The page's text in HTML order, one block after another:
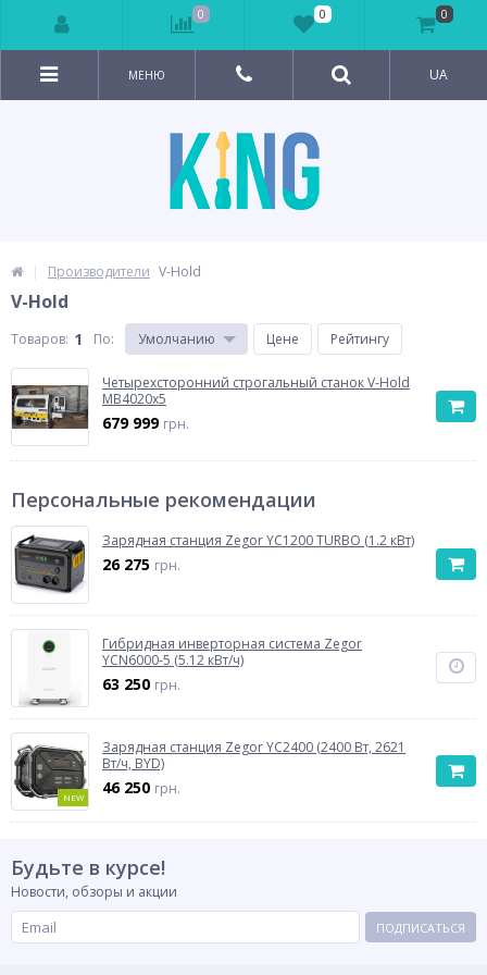
МЕНЮ UA
Производители V-Hold
V-Hold
Товаров: 1 По: Умолчанию Цене Рейтингу
Четырехсторонний строгальный станок V-Hold
MB4020x5
679 999 грн.
Персональные рекомендации
Зарядная станция Zegor YC1200 TURBO (1.2 кВт)
26 275 грн.
Гибридная инверторная система Zegor
YCN6000-5 (5.12 кВт/ч)
63 250 грн.
NEW
Зарядная станция Zegor YC2400 (2400 Вт, 2621
Вт/ч, BYD)
46 250 грн.
Будьте в курсе!
Новости, обзоры и акции
ПОДПИСАТЬСЯ
0 0 0